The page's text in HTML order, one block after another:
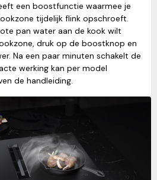
een boostfunctie waarmee je
tijdelijk flink opschroeft.
pan water aan de kook wilt
druk op de boostknop en
Na een paar minuten schakelt de
werking kan per model
de handleiding.